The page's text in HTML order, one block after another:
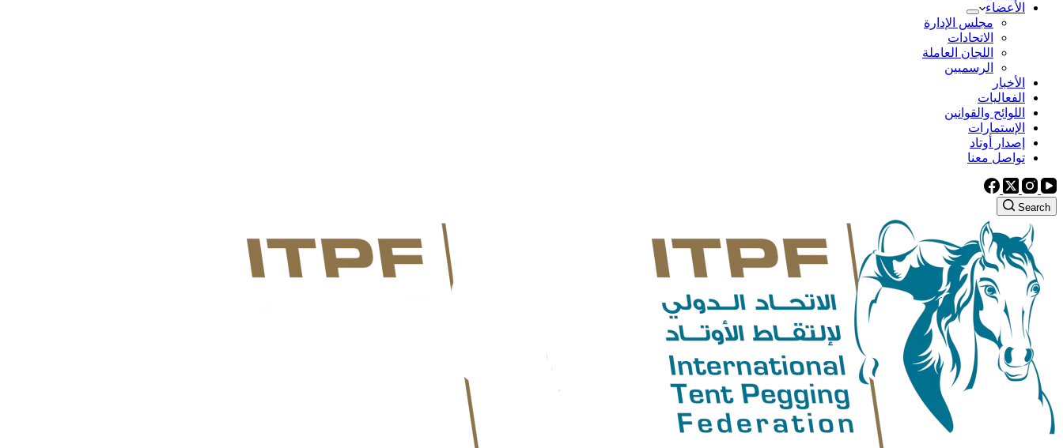
الأعضاء
مجلس الإدارة
الاتحادات
اللجان العاملة
الرسميين
الأخبار
الفعاليات
اللوائح والقوانين
الإستمارات
إصدار أوتاد
تواصل معنا
Search